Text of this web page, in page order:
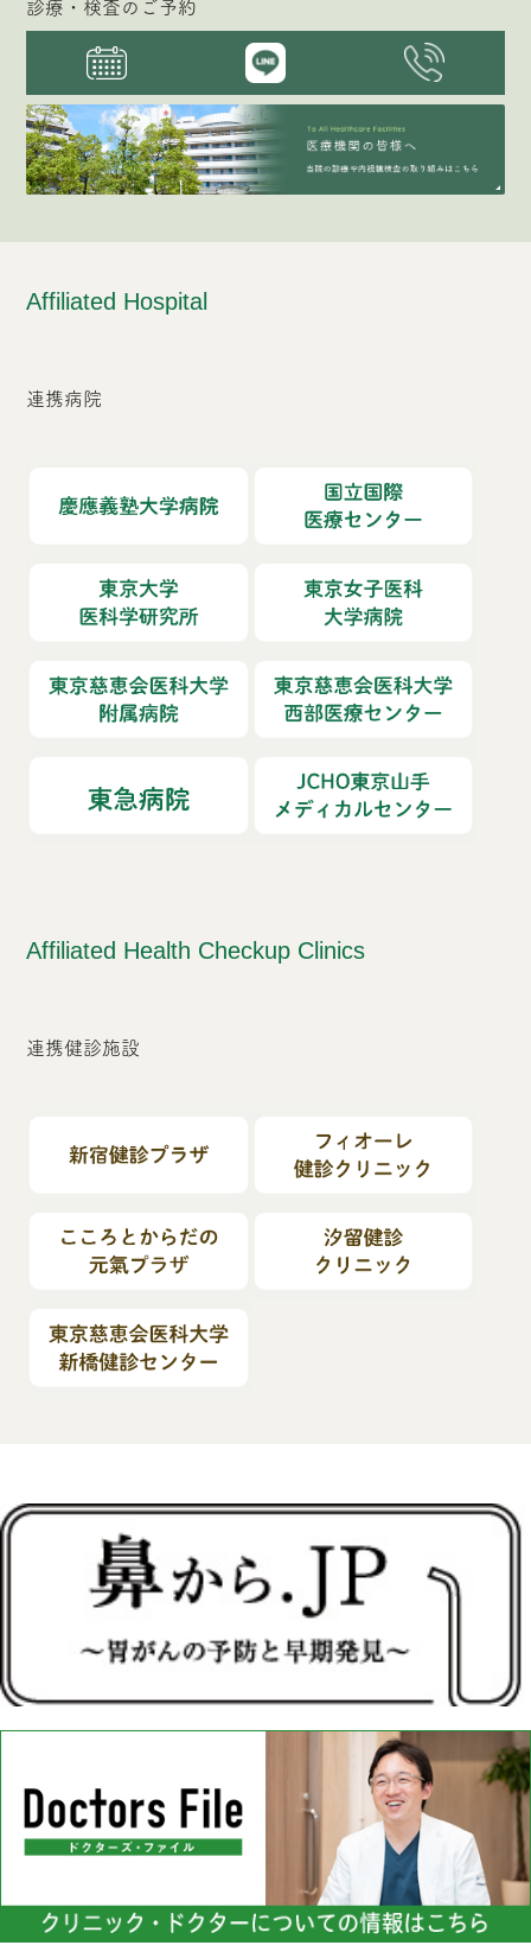
診療・検査のご予約
Affiliated Hospital
連携病院
Affiliated Health Checkup Clinics
連携健診施設